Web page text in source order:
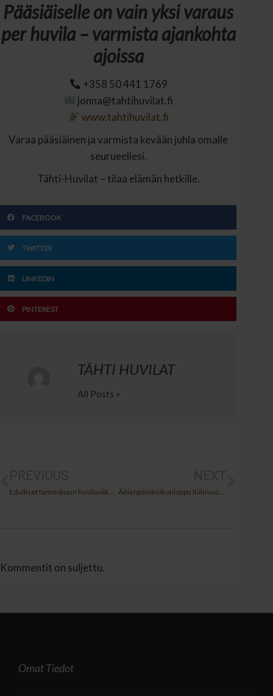
Pääsiäiselle on vain yksi varaus
per huvila – varmista ajankohta
ajoissa
+358 50 441 1769
jonna@tahtihuvilat.fi
www.tahtihuvilat.fi
Varaa pääsiäinen ja varmista kevään juhla omalle
seurueellesi.
Tähti-Huvilat – tilaa elämän hetkille.
FACEBOOK
TWITTER
LINKEDIN
PINTEREST
TÄHTI HUVILAT
All Posts »
Edulliset tammikuun huvilaviikonloput – tilaa juhlia ja olla yhdessä Äitienpäiväviikonloppu Riihivuoren huviloilla 8.–10.5.2026 – äitienpäivämajoitus yhdessäoloon
Kommentit on suljettu.
Omat Tiedot